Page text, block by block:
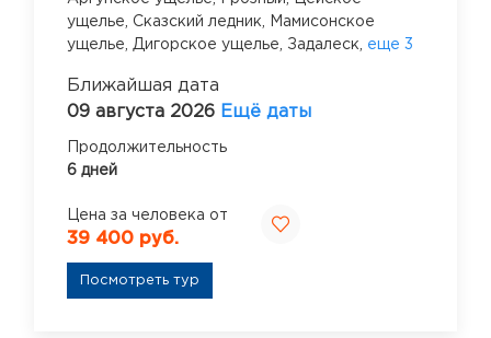
ущелье, Сказский ледник,
Мамисонское
ущелье, Дигорское ущелье, Задалеск, еще 3
Ближайшая дата
09 августа 2026 Ещё даты
Продолжительность
6 дней
Цена за человека от
39 400 руб.
Посмотреть тур